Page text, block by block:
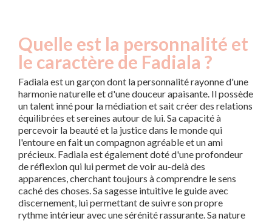
Quelle est la personnalité et
le caractère de Fadiala ?
Fadiala est un garçon dont la personnalité rayonne d'une
harmonie naturelle et d'une douceur apaisante. Il possède
un talent inné pour la médiation et sait créer des relations
équilibrées et sereines autour de lui. Sa capacité à
percevoir la beauté et la justice dans le monde qui
l'entoure en fait un compagnon agréable et un ami
précieux. Fadiala est également doté d'une profondeur
de réflexion qui lui permet de voir au-delà des
apparences, cherchant toujours à comprendre le sens
caché des choses. Sa sagesse intuitive le guide avec
discernement, lui permettant de suivre son propre
rythme intérieur avec une sérénité rassurante. Sa nature